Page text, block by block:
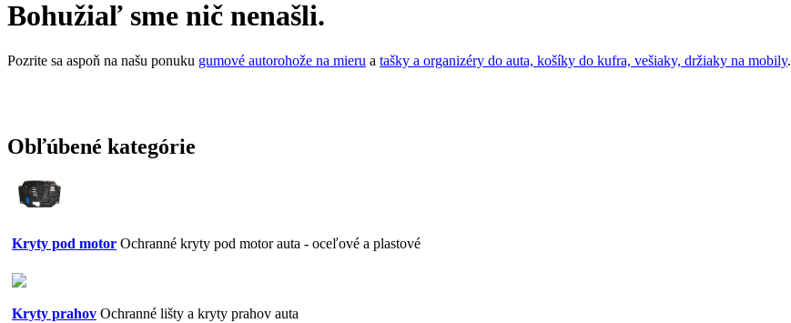
Bohužiaľ sme nič nenašli.
Pozrite sa aspoň na našu ponuku gumové autorohože na mieru a tašky a organizéry do auta, košíky do kufra, vešiaky, držiaky na mobily.
Obľúbené kategórie
Kryty pod motor Ochranné kryty pod motor auta - oceľové a plastové
Kryty prahov Ochranné lišty a kryty prahov auta